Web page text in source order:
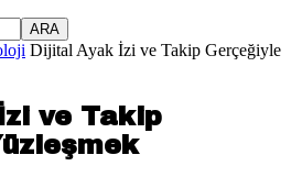
Dijital Ayak İzi ve Takip Gerçeğiyle
ve Takip